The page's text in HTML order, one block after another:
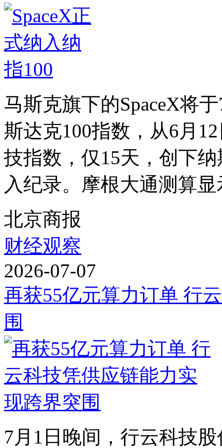
马斯克旗下的SpaceX将
斯达克100指数，从6月
技指数，仅15天，创下
入纪录。摩根大通测算
北京商报
财经观察
2026-07-07
再获55亿元算力订单 行
围
7月1日晚间，行云科技